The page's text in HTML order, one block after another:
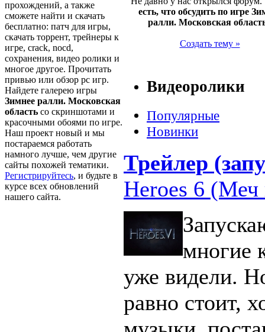
прохождений, а также
сможете найти и скачать
бесплатно: патч для игры,
скачать торрент, трейнеры к
игре, crack, nocd,
сохранения, видео ролики и
многое другое. Прочитать
привью или обзор pc игр.
Найдете галерею игры
Зимнее ралли. Московская
область со скриншотами и
красочными обоями по игре.
Наш проект новый и мы
постараемся работать
намного лучше, чем другие
сайты похожей тематики.
Регистрируйтесь, и будьте в
курсе всех обновлений
нашего сайта.
есть, что обсудить по игре
ралли. Московская
Создать тему »
Видеоролики
Популярные
Новинки
Трейлер
Heroes 6 (Меч
многие
уже видели.
равно стоит,